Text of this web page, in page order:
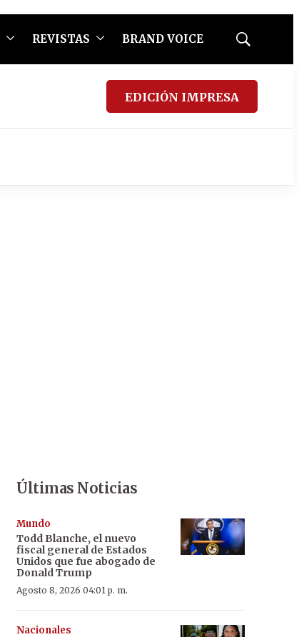
REVISTAS BRAND VOICE
Mostrar
EDICIÓN IMPRESA
Últimas Noticias
Mundo
Todd Blanche, el nuevo
fiscal general de Estados
Unidos que fue abogado de
Donald Trump
Agosto 8, 2026 04:01 p. m.
Nacionales